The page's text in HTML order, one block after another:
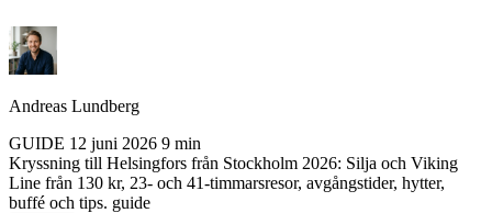
Andreas Lundberg
GUIDE 12 juni 2026 9 min
Kryssning till Helsingfors från Stockholm 2026: Silja och Viking
Line från 130 kr, 23- och 41-timmarsresor, avgångstider, hytter,
buffé och tips. guide